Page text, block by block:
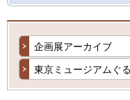
企画展アーカイブ
東京ミュージアムぐ